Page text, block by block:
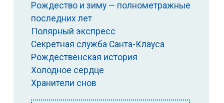
Рождество и зиму — полнометражные
последних лет
Полярный экспресс
Секретная служба Санта-Клауса
Рождественская история
Холодное сердце
Хранители снов